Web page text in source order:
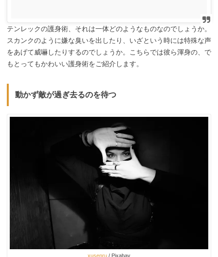
テンレックの護身術、それは一体どのようなものなのでしょうか。
スカンクのように嫌な臭いを出したり、いざという時には特殊な声
をあげて威嚇したりするのでしょうか。こちらでは彼ら渾身の、で
もとってもかわいい護身術をご紹介します。
動かず敵が過ぎ去るのを待つ
xusenru / Pixabay